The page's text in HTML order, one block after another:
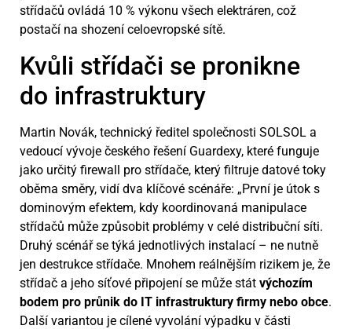
střídačů ovládá 10 % výkonu všech elektráren, což
postačí na shození celoevropské sítě.
Kvůli střídači se pronikne
do infrastruktury
Martin Novák, technický ředitel společnosti SOLSOL a
vedoucí vývoje českého řešení Guardexy, které funguje
jako určitý firewall pro střídače, který filtruje datové toky
oběma směry, vidí dva klíčové scénáře: „První je útok s
dominovým efektem, kdy koordinovaná manipulace
střídačů může způsobit problémy v celé distribuční síti.
Druhý scénář se týká jednotlivých instalací – ne nutně
jen destrukce střídače. Mnohem reálnějším rizikem je, že
střídač a jeho síťové připojení se může stát výchozím
bodem pro průnik do IT infrastruktury firmy nebo obce.
Další variantou je cílené vyvolání výpadku v části